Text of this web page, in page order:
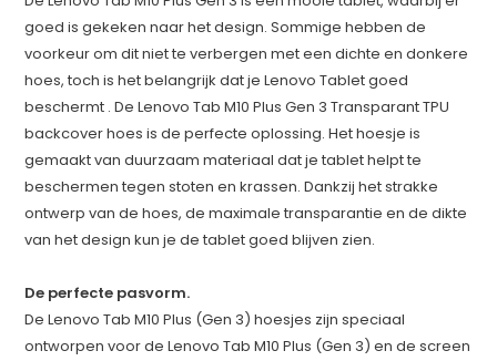
goed is gekeken naar het design. Sommige hebben de
voorkeur om dit niet te verbergen met een dichte en donkere
hoes, toch is het belangrijk dat je Lenovo Tablet goed
beschermt . De Lenovo Tab M10 Plus Gen 3 Transparant TPU
backcover hoes is de perfecte oplossing. Het hoesje is
gemaakt van duurzaam materiaal dat je tablet helpt te
beschermen tegen stoten en krassen. Dankzij het strakke
ontwerp van de hoes, de maximale transparantie en de dikte
van het design kun je de tablet goed blijven zien.
De perfecte pasvorm.
De Lenovo Tab M10 Plus (Gen 3) hoesjes zijn speciaal
ontworpen voor de Lenovo Tab M10 Plus (Gen 3) en de screen